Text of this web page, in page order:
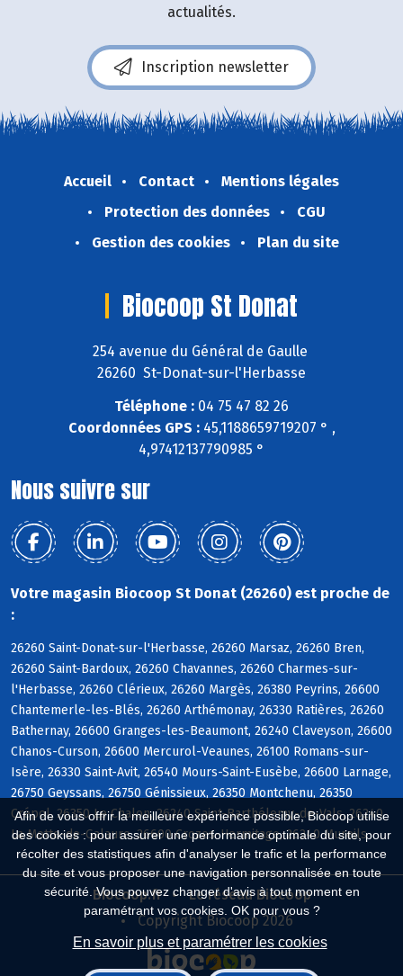
Afin de vous offrir la meilleure expérience possible, Biocoop utilise
des cookies : pour assurer une performance optimale du site, pour
récolter des statistiques afin d'analyser le trafic et la performance
du site et vous proposer une navigation personnalisée en toute
sécurité. Vous pouvez changer d'avis à tout moment en
paramétrant vos cookies. OK pour vous ?
En savoir plus et paramétrer les cookies
actualités.
Inscription newsletter
Accueil Contact
Mentions légales
Protection des données
CGU
Gestion des cookies
Plan du site
Biocoop St Donat
254 avenue du Général de Gaulle
26260 St-Donat-sur-l'Herbasse
Téléphone : 04 75 47 82 26
Coordonnées GPS :45,1188659719207 ° ,
4,97412137790985 °
Nous suivre sur
Votre magasin Biocoop St Donat (26260) est proche de
:
26260 Saint-Donat-sur-l'Herbasse, 26260 Marsaz, 26260 Bren,
26260 Saint-Bardoux, 26260 Chavannes, 26260 Charmes-sur-
l'Herbasse, 26260 Clérieux, 26260 Margès, 26380 Peyrins, 26600
Chantemerle-les-Blés, 26260 Arthémonay, 26330 Ratières, 26260
Bathernay, 26600 Granges-les-Beaumont, 26240 Claveyson, 26600
Chanos-Curson, 26600 Mercurol-Veaunes, 26100 Romans-sur-
Isère, 26330 Saint-Avit, 26540 Mours-Saint-Eusèbe, 26600 Larnage,
26750 Geyssans, 26750 Génissieux, 26350 Montchenu, 26350
Crépol, 26350 Le Chalon, 26240 Saint-Barthélemy-de-Vals, 26240
La Motte-de-Galaure, 26600 Crozes-Hermitage, 26240 Mureils
Biocoop.fr
Le réseau Biocoop
Copyright Biocoop 2026